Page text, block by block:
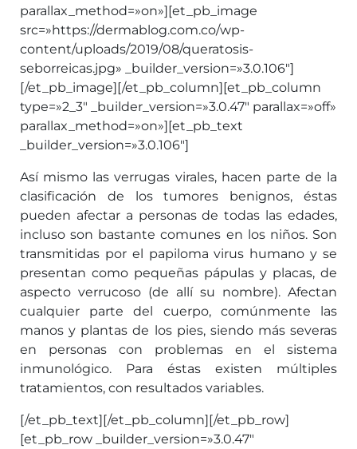
parallax_method=»on»][et_pb_image
src=»https://dermablog.com.co/wp-
content/uploads/2019/08/queratosis-
seborreicas.jpg» _builder_version=»3.0.106″]
[/et_pb_image][/et_pb_column][et_pb_column
type=»2_3″ _builder_version=»3.0.47″ parallax=»off»
parallax_method=»on»][et_pb_text
_builder_version=»3.0.106″]
Así mismo las verrugas virales, hacen parte de la
clasificación de los tumores benignos, éstas
pueden afectar a personas de todas las edades,
incluso son bastante comunes en los niños. Son
transmitidas por el papiloma virus humano y se
presentan como pequeñas pápulas y placas, de
aspecto verrucoso (de allí su nombre). Afectan
cualquier parte del cuerpo, comúnmente las
manos y plantas de los pies, siendo más severas
en personas con problemas en el sistema
inmunológico. Para éstas existen múltiples
tratamientos, con resultados variables.
[/et_pb_text][/et_pb_column][/et_pb_row]
[et_pb_row _builder_version=»3.0.47″